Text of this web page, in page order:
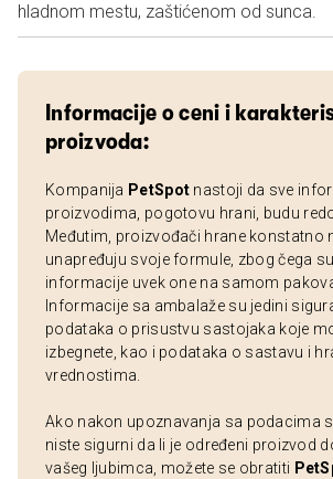
hladnom mestu, zaštićenom od sunca.
Informacije o ceni i
proizvoda:
Kompanija PetSpot nastoji da sve
proizvodima, pogotovu hrani, budu
Međutim, proizvođači hrane konstatno
unapređuju svoje formule, zbog čega
informacije uvek one na samom
Informacije sa ambalaže su jedini
podataka o prisustvu sastojaka koje
izbegnete, kao i podataka o sastavu i
vrednostima.
Ako nakon upoznavanja sa podacima
niste sigurni da li je određeni proizvod
vašeg ljubimca, možete se obratiti